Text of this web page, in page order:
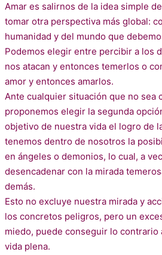
Amar es salirnos de la idea simple
tomar otra perspectiva más global:
humanidad y del mundo que
Podemos elegir entre percibir a los
nos atacan y entonces temerlos o
amor y entonces amarlos.
Ante cualquier situación que no sea
proponemos elegir la segunda
objetivo de nuestra vida el logro de
tenemos dentro de nosotros la
en ángeles o demonios, lo cual, a
desencadenar con la mirada
demás.
Esto no excluye nuestra mirada y
los concretos peligros, pero un
miedo, puede conseguir lo contrario
vida plena.